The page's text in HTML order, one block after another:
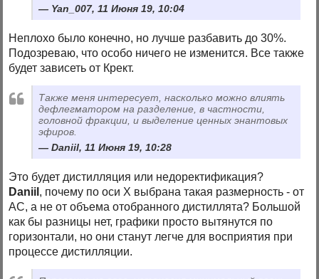
Yan_007, 11 Июня 19, 10:04
Неплохо было конечно, но лучше разбавить до 30%.
Подозреваю, что особо ничего не изменится. Все также
будет зависеть от Крект.
Также меня интересует, насколько можно влиять
дефлегматором на разделение, в частности,
головной фракции, и выделение ценных энантовых
эфиров.
Daniil, 11 Июня 19, 10:28
Это будет дистилляция или недоректификация?
Daniil , почему по оси Х выбрана такая размерность - от
АС, а не от объема отобранного дистиллята? Большой
как бы разницы нет, графики просто вытянутся по
горизонтали, но они станут легче для восприятия при
процессе дистилляции.